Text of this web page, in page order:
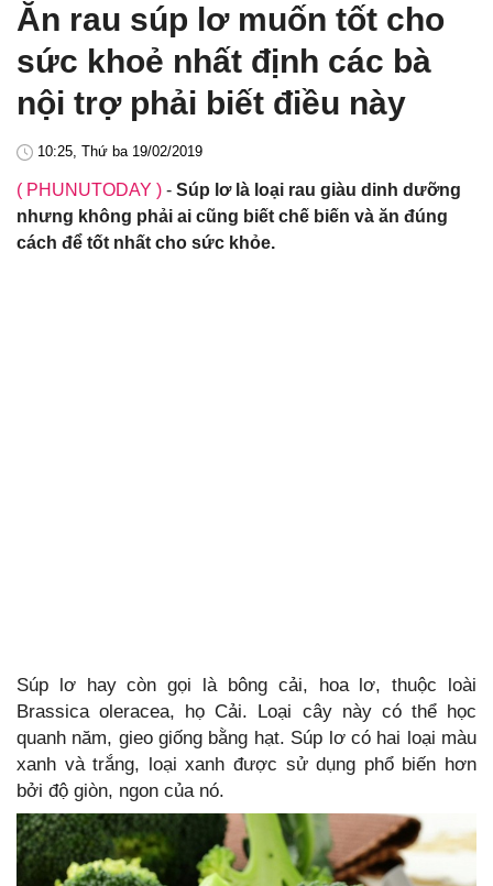
Ăn rau súp lơ muốn tốt cho
sức khoẻ nhất định các bà
nội trợ phải biết điều này
10:25, Thứ ba 19/02/2019
( PHUNUTODAY ) - Súp lơ là loại rau giàu dinh dưỡng
nhưng không phải ai cũng biết chế biến và ăn đúng
cách để tốt nhất cho sức khỏe.
Súp lơ hay còn gọi là bông cải, hoa lơ, thuộc loài
Brassica oleracea, họ Cải. Loại cây này có thể học
quanh năm, gieo giống bằng hạt. Súp lơ có hai loại màu
xanh và trắng, loại xanh được sử dụng phổ biến hơn
bởi độ giòn, ngon của nó.